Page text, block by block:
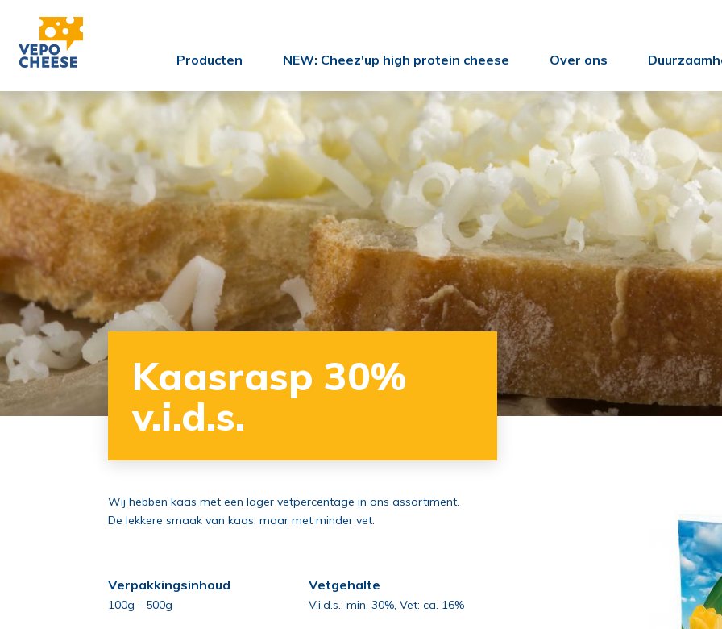
Producten NEW: Cheez'up high protein cheese Over ons
Kaasrasp 30%
v.i.d.s.
Wij hebben kaas met een lager vetpercentage in ons assortiment.
De lekkere smaak van kaas, maar met minder vet.
Verpakkingsinhoud
100g - 500g
Vetgehalte
V.i.d.s.: min. 30%, Vet: ca. 16%